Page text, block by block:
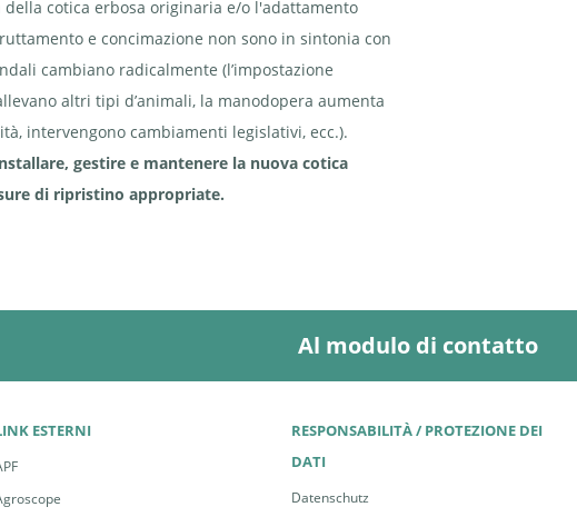
cotica erbosa originaria e/o l'adattamento
e concimazione non sono in sintonia con
cambiano radicalmente (l’impostazione
altri tipi d’animali, la manodopera aumenta
intervengono cambiamenti legislativi, ecc.).
gestire e mantenere la nuova cotica
di ripristino appropriate.
Al modulo di contatto
ESTERNI
RESPONSABILITÀ / PROTEZIONE DEI
DATI
Datenschutz